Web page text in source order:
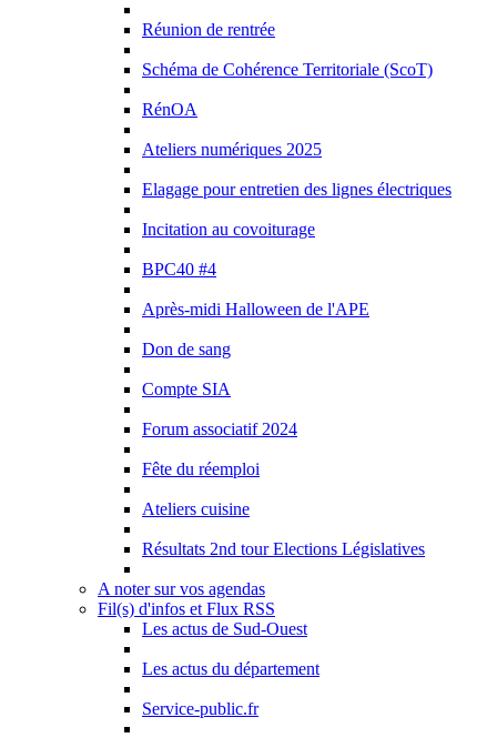
Réunion de rentrée
Schéma de Cohérence Territoriale (ScoT)
RénOA
Ateliers numériques 2025
Elagage pour entretien des lignes électriques
Incitation au covoiturage
BPC40 #4
Après-midi Halloween de l'APE
Don de sang
Compte SIA
Forum associatif 2024
Fête du réemploi
Ateliers cuisine
Résultats 2nd tour Elections Législatives
A noter sur vos agendas
Fil(s) d'infos et Flux RSS
Les actus de Sud-Ouest
Les actus du département
Service-public.fr